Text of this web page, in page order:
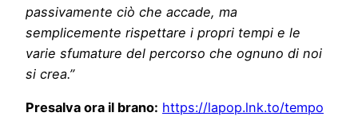
passivamente ciò che accade, ma
semplicemente rispettare i propri tempi e le
varie sfumature del percorso che ognuno di noi
si crea.”
Presalva ora il brano: https://lapop.lnk.to/tempo